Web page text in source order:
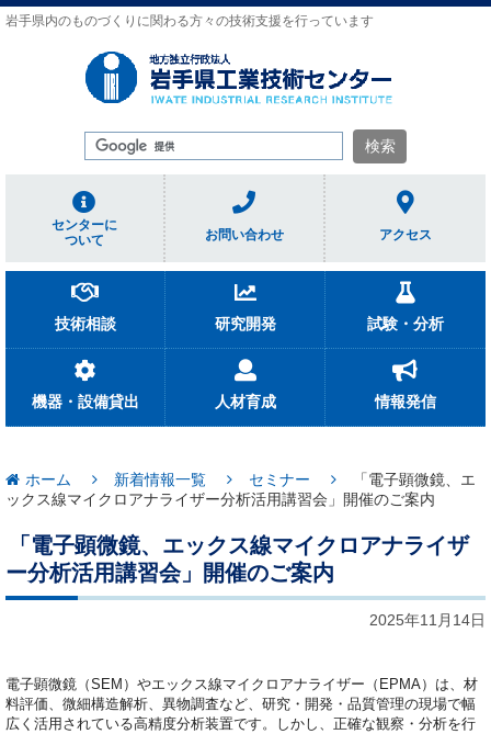
岩手県内のものづくりに関わる方々の技術支援を行っています
センターに
ついて
お問い合わせ アクセス
技術相談 研究開発 試験・分析
機器・設備貸出 人材育成 情報発信
ホーム 新着情報一覧 セミナー
「電子顕微鏡、エ
ックス線マイクロアナライザー分析活用講習会」開催のご案内
「電子顕微鏡、エックス線マイクロアナライザ
ー分析活用講習会」開催のご案内
2025年11月14日
電子顕微鏡（SEM）やエックス線マイクロアナライザー（EPMA）は、材
料評価、微細構造解析、異物調査など、研究・開発・品質管理の現場で幅
広く活用されている高精度分析装置です。しかし、正確な観察・分析を行